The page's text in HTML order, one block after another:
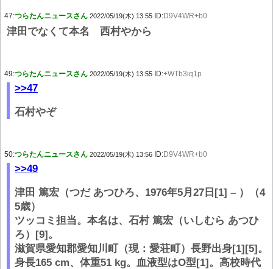
47:つらたんニュースさん 2022/05/19(木) 13:55 ID:D9V4WR+b0
津田でなくて本名 西村やから
49:つらたんニュースさん 2022/05/19(木) 13:55 ID:+WTb3iq1p
>>47
石村やぞ
50:つらたんニュースさん 2022/05/19(木) 13:56 ID:D9V4WR+b0
>>49
津田 篤宏（つだ あつひろ、1976年5月27日[1] – ）（4
5歳）
ツッコミ担当。本名は、石村 篤宏（いしむら あつひ
ろ）[9]。
滋賀県愛知郡愛知川町（現：愛荘町）長野出身[1][5]。
身長165 cm、体重51 kg。血液型はO型[1]。高校時代